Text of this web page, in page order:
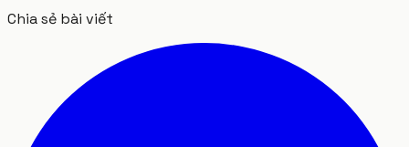
Chia sẻ bài viết